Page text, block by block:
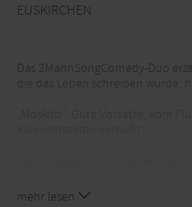
EUSKIRCHEN
Das 2MannSongComedy-Duo
die das Leben schreiben würde,
die man beim besten Willen
mehr lesen